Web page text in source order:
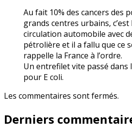
Au fait 10% des cancers des
grands centres urbains,
circulation automobile avec
pétrolière et il a fallu que ce
rappelle la France à l’ordre.
Un entrefilet vite passé dans
pour E coli.
Les commentaires sont fermés.
Derniers